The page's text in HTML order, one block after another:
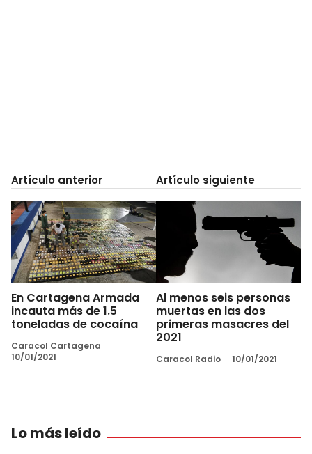
Artículo anterior
En Cartagena Armada
incauta más de 1.5
toneladas de cocaína
Caracol Cartagena
10/01/2021
Artículo siguiente
Al menos seis personas
muertas en las dos
primeras masacres del
2021
Caracol Radio 10/01/2021
Lo más leído